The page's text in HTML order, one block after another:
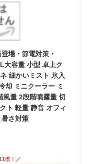
場・節電対策・
大容量 小型 卓上ク
細かいミスト 氷入
却 ミニクーラー ミ
風量 2段階噴霧量 切
ト 軽量 静音 オフィ
さ対策
倍！／